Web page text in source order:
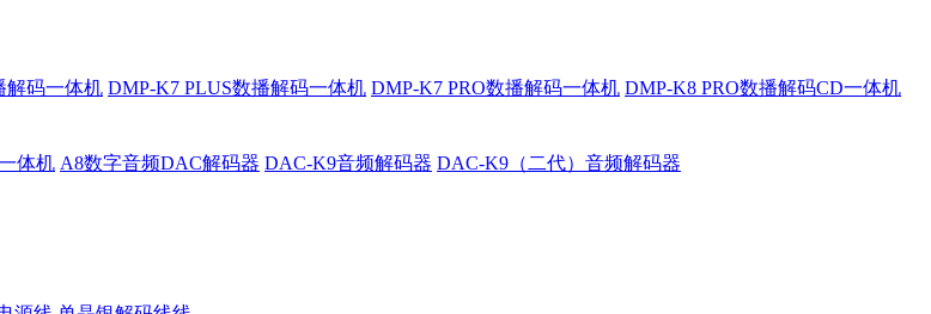
解码一体机 DMP-K7 PLUS数播解码一体机 DMP-K7 PRO数播解码一体机 DMP-K8 PRO数播解码CD一体机
体机 A8数字音频DAC解码器 DAC-K9音频解码器 DAC-K9（二代）音频解码器